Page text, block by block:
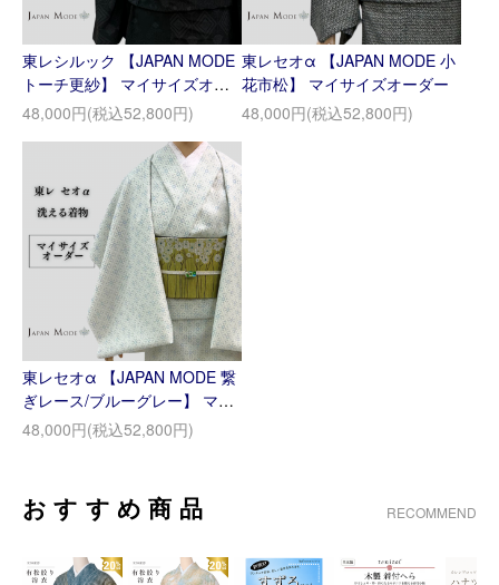
東レシルック 【JAPAN MODE
トーチ更紗】 マイサイズオー
ダー
48,000円(税込52,800円)
東レセオα 【JAPAN MODE 小
花市松】 マイサイズオーダー
48,000円(税込52,800円)
東レセオα 【JAPAN MODE 繋
ぎレース/ブルーグレー】 マイ
サイズオーダー
48,000円(税込52,800円)
おすすめ商品 RECOMMEND